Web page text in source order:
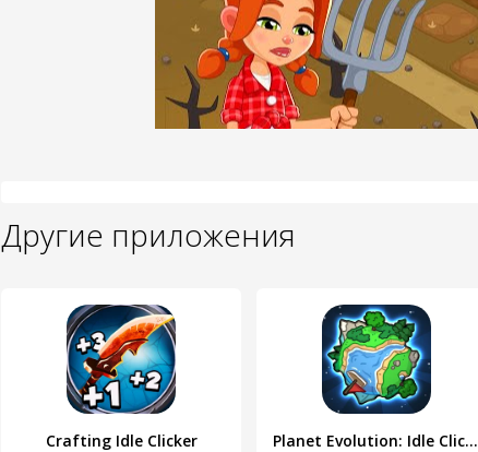
Другие приложения
Crafting Idle Clicker Planet Evolution: Idle Clicker